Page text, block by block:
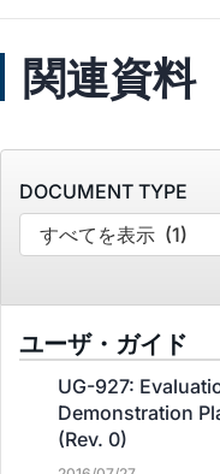
関連資料
DOCUMENT TYPE
すべてを表示 (1)
ユーザ・ガイド
UG-927:
Demonstration
(Rev. 0)